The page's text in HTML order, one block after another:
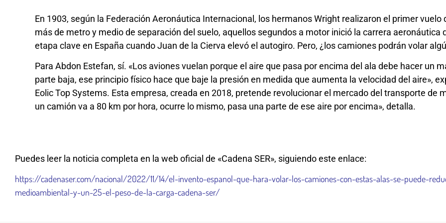
En 1903, según la Federación Aeronáutica Internacional, los hermanos Wright realizaron el primer vuelo
más de metro y medio de separación del suelo, aquellos segundos a motor inició la carrera aeronáutica
etapa clave en España cuando Juan de la Cierva elevó el autogiro. Pero, ¿los camiones podrán volar
Para Abdon Estefan, sí. «Los aviones vuelan porque el aire que pasa por encima del ala debe hacer un
parte baja, ese principio físico hace que baje la presión en medida que aumenta la velocidad del aire»,
Eolic Top Systems. Esta empresa, creada en 2018, pretende revolucionar el mercado del transporte de
un camión va a 80 km por hora, ocurre lo mismo, pasa una parte de ese aire por encima», detalla.
Puedes leer la noticia completa en la web oficial de «Cadena SER», siguiendo este enlace:
https://cadenaser.com/nacional/2022/11/14/el-invento-espanol-que-hara-volar-los-camiones-con-estas-alas-se-puede-
medioambiental-y-un-25-el-peso-de-la-carga-cadena-ser/